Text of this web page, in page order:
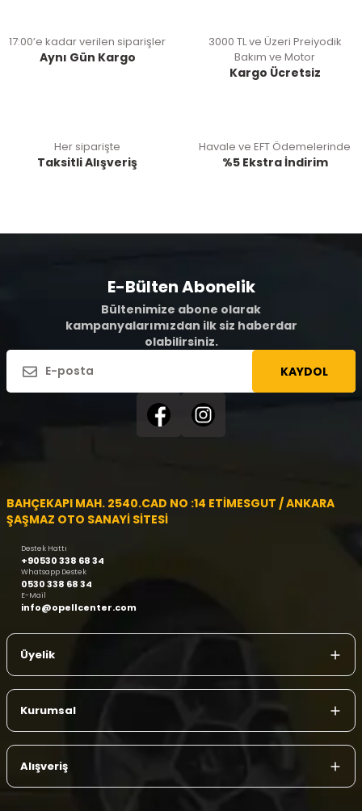
17:00’e kadar verilen siparişler
Aynı Gün Kargo
3000 TL ve Üzeri Preiyodik
Bakım ve Motor
Kargo Ücretsiz
Her siparişte
Taksitli Alışveriş
Havale ve EFT Ödemelerinde
%5 Ekstra İndirim
E-Bülten Abonelik
Bültenimize abone olarak
kampanyalarımızdan ilk siz haberdar
olabilirsiniz.
KAYDOL
BAHÇEKAPI MAH. 2540.CAD NO :14 ETİMESGUT / ANKARA
ŞAŞMAZ OTO SANAYİ SİTESİ
Destek Hattı
+90530 338 68 34
Whatsapp Destek
0530 338 68 34
E-Mail
info@opellcenter.com
Üyelik
Kurumsal
Alışveriş